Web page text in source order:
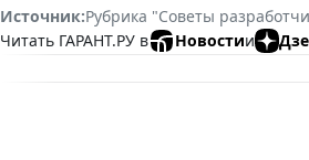
Источник:Рубрика "Cоветы
Читать ГАРАНТ.РУ в
Новостии